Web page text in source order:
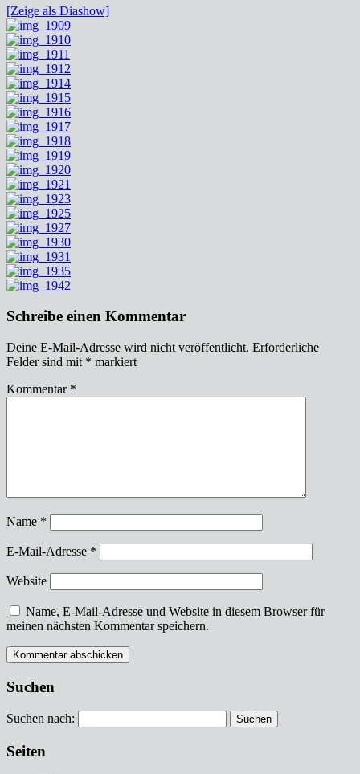
[Zeige als Diashow]
Schreibe einen Kommentar
Deine E-Mail-Adresse wird nicht veröffentlicht. Erforderliche
Felder sind mit * markiert
Kommentar *
Name *
E-Mail-Adresse *
Website
Name, E-Mail-Adresse und Website in diesem Browser für
meinen nächsten Kommentar speichern.
Suchen
Suchen nach:
Seiten